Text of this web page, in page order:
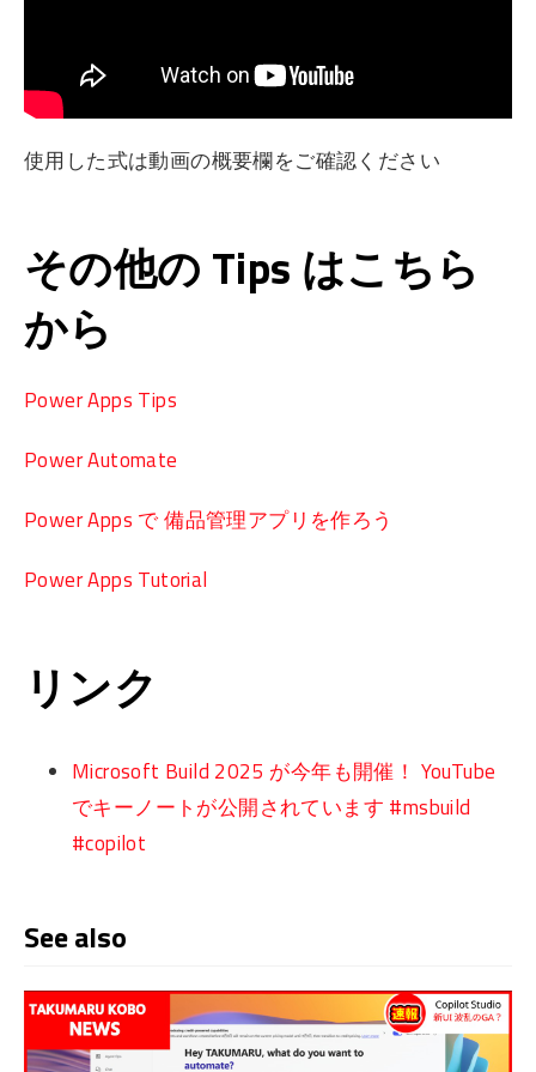
使用した式は動画の概要欄をご確認ください
その他の Tips はこちら
から
Power Apps Tips
Power Automate
Power Apps で 備品管理アプリを作ろう
Power Apps Tutorial
リンク
Microsoft Build 2025 が今年も開催！ YouTube
でキーノートが公開されています #msbuild
#copilot
See also